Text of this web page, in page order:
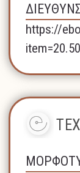
https://